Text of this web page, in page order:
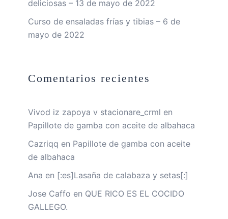
deliciosas – 13 de mayo de 2022
Curso de ensaladas frías y tibias – 6 de
mayo de 2022
Comentarios recientes
Vivod iz zapoya v stacionare_crml en
Papillote de gamba con aceite de albahaca
Cazriqq en Papillote de gamba con aceite
de albahaca
Ana en [:es]Lasaña de calabaza y setas[:]
Jose Caffo en QUE RICO ES EL COCIDO
GALLEGO.